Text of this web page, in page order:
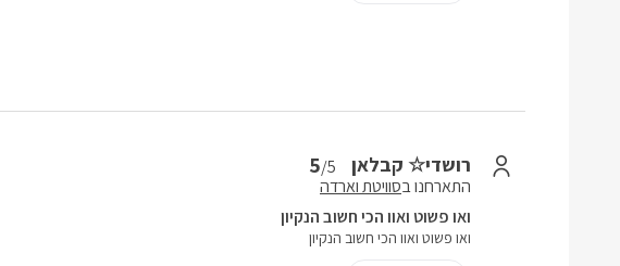
רושדי☆ קבלאן 5/5
התארחנו בסוויטת וארדה
ואו פשוט ואוו הכי חשוב הנקיון
ואו פשוט ואוו הכי חשוב הנקיון